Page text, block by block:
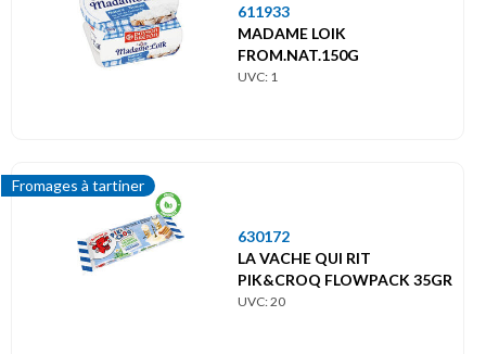
611933
MADAME LOIK
FROM.NAT.150G
UVC: 1
Fromages à tartiner
630172
LA VACHE QUI RIT
PIK&CROQ FLOWPACK 35GR
UVC: 20